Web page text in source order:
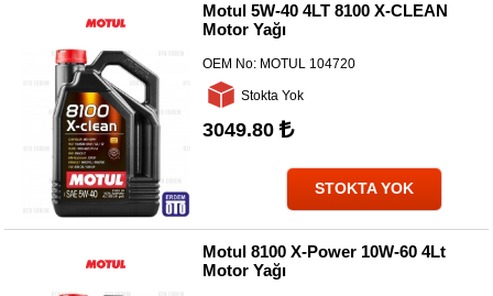
Kategoriler
Renault
Yedek
Motul 5W-40 4LT 8100 X-CLEAN
Motor Yağı
OEM No: MOTUL 104720
Stokta Yok
3049.80
STOKTA YOK
Motul 8100 X-Power 10W-60 4Lt
Motor Yağı